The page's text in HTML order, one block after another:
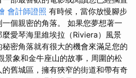
會計師證照 有時候，當你放慢腳步
個親密的角落。 如果您夢想著一
愛琴海里維埃拉（Riviera）風景
密角落就有很大的機會來滿足您的
景象和金牛座山的故事，周圍的松
舊城區，擁有狹窄的街道和帶有奇